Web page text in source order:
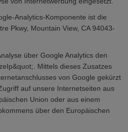
Analytics-Komponente ist die
Pkwy, Mountain View, CA 94043-
über Google Analytics den
Mittels dieses Zusatzes
von Google gekürzt
auf unsere Internetseiten aus
Union oder aus einem
über den Europäischen